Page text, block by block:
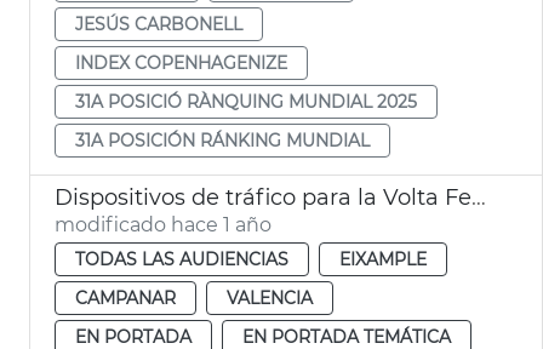
JESÚS CARBONELL
INDEX COPENHAGENIZE
31A POSICIÓ RÀNQUING MUNDIAL 2025
31A POSICIÓN RÁNKING MUNDIAL
Dispositivos de tráfico para la Volta Femenina de la CV y el carnaval de Russafa
modificado hace 1 año
TODAS LAS AUDIENCIAS
EIXAMPLE
CAMPANAR
VALENCIA
EN PORTADA
EN PORTADA TEMÁTICA